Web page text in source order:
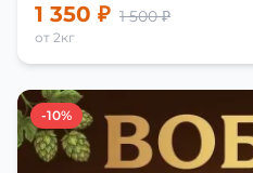
1 350 ₽ 1 500 ₽
от 2кг
-10%